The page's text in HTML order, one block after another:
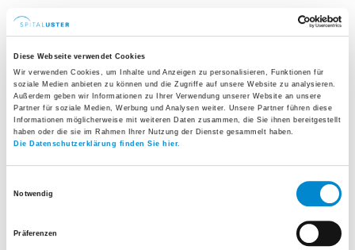
Diese Webseite verwendet Cookies
Wir verwenden Cookies, um Inhalte und Anzeigen zu personalisieren, Funktionen für
soziale Medien anbieten zu können und die Zugriffe auf unsere Website zu analysieren.
Außerdem geben wir Informationen zu Ihrer Verwendung unserer Website an unsere
Partner für soziale Medien, Werbung und Analysen weiter. Unsere Partner führen diese
Informationen möglicherweise mit weiteren Daten zusammen, die Sie ihnen bereitgestellt
haben oder die sie im Rahmen Ihrer Nutzung der Dienste gesammelt haben.
Die Datenschutzerklärung finden Sie hier.
Notwendig
Präferenzen
Behandlung
Bei einer Luxation (Ausrenkung) muss dieselbe
umgehend behoben, also das Gelenk wieder
eingerenkt werden.
Wichtiges Ziel der definitiven Behandlung ist eine
Hohe Gewalteinwirkung auf eine Extremität führt